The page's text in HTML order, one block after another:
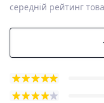
середній рейтинг